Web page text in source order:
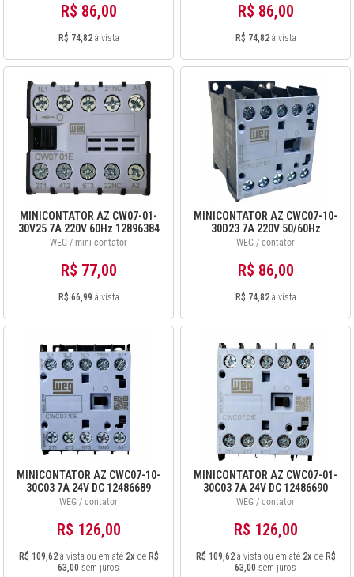
R$ 86,00
R$ 74,82à vista
R$ 86,00
R$ 74,82à vista
MINICONTATOR AZ CW07-01-
30V25 7A 220V 60Hz 12896384
WEG / mini contator
R$ 77,00
R$ 66,99 à vista
MINICONTATOR AZ CWC07-10-
30D23 7A 220V 50/60Hz
12487231
WEG / contator
R$ 86,00
R$ 74,82à vista
MINICONTATOR AZ CWC07-10-
30C03 7A 24V DC 12486689
WEG / contator
R$ 126,00
R$ 109,62à vista ou em até 2xde R$
63,00 sem juros
MINICONTATOR AZ CWC07-01-
30C03 7A 24V DC 12486690
WEG / contator
R$ 126,00
R$ 109,62à vista ou em até 2xde R$
63,00 sem juros